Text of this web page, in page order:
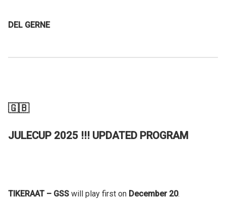
DEL GERNE
🇬🇧
JULECUP 2025 !!! UPDATED PROGRAM
TIKERAAT – GSS will play first on December 20.